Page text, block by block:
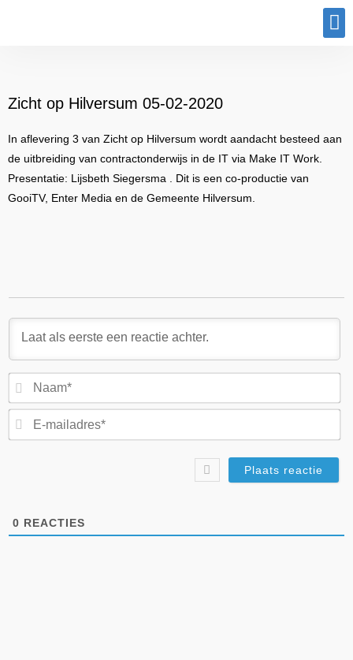
Zicht op Hilversum 05-02-2020
In aflevering 3 van Zicht op Hilversum wordt aandacht besteed aan
de uitbreiding van contractonderwijs in de IT via Make IT Work.
Presentatie: Lijsbeth Siegersma . Dit is een co-productie van
GooiTV, Enter Media en de Gemeente Hilversum.
0 REACTIES